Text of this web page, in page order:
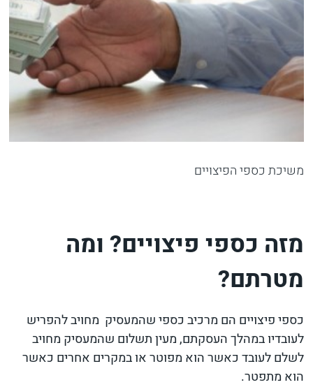
משיכת כספי הפיצויים
מזה כספי פיצויים? ומה
מטרתם?
כספי פיצויים הם מרכיב כספי שהמעסיק מחויב להפריש
לעובדיו במהלך העסקתם, מעין תשלום שהמעסיק מחויב
לשלם לעובד כאשר הוא מפוטר או במקרים אחרים כאשר
הוא מתפטר.